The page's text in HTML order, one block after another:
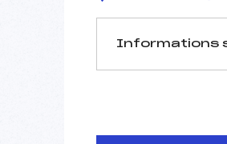
Informations
Arbitre :